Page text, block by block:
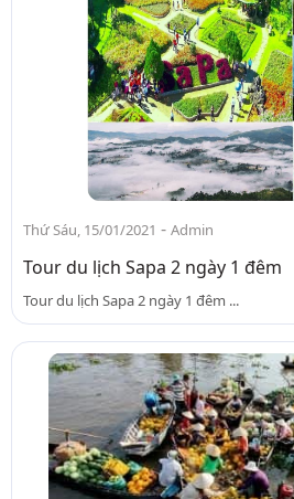
Thứ Sáu, 15/01/2021 - Admin
Tour du lịch Sapa 2 ngày 1 đêm
Tour du lịch Sapa 2 ngày 1 đêm ...